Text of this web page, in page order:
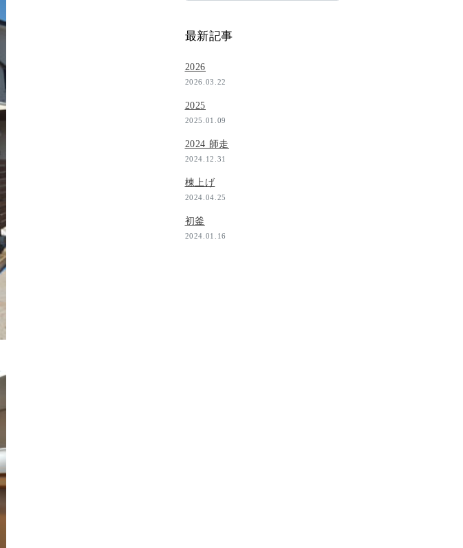
最新記事
2026
2026.03.22
2025
2025.01.09
2024 師走
2024.12.31
棟上げ
2024.04.25
初釜
2024.01.16